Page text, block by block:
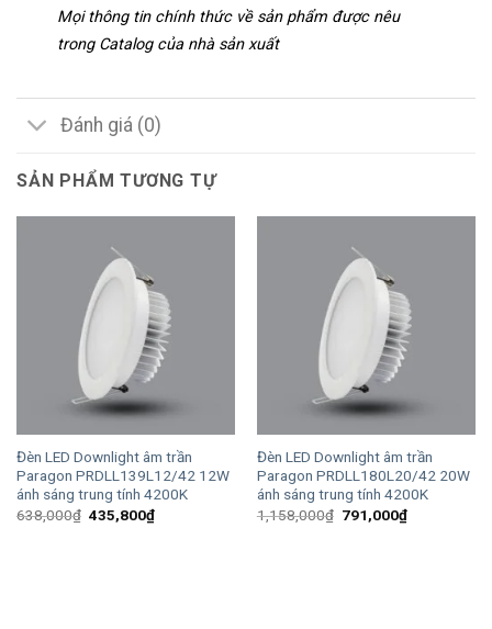
Mọi thông tin chính thức về sản phẩm được nêu
trong Catalog của nhà sản xuất
Đánh giá (0)
SẢN PHẨM TƯƠNG TỰ
Đèn LED Downlight âm trần
Paragon PRDLL139L12/42 12W
ánh sáng trung tính 4200K
638,000₫ Giá
435,800₫Giá
hiện
Đèn LED Downlight âm trần
Paragon PRDLL180L20/42 20W
ánh sáng trung tính 4200K
1,158,000₫ Giá
791,000₫Giá
hiện